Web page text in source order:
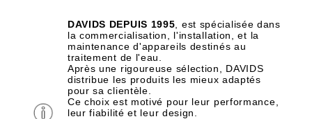
DAVIDS DEPUIS 1995 , est spécialisée dans
la commercialisation, l'installation, et la
maintenance d'appareils destinés au
traitement de l'eau.
Après une rigoureuse sélection, DAVIDS
distribue les produits les mieux adaptés
pour sa clientèle.
Ce choix est motivé pour leur performance,
leur fiabilité et leur design.